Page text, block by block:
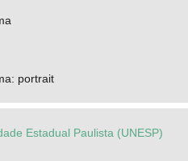
portrait
Estadual Paulista (UNESP)